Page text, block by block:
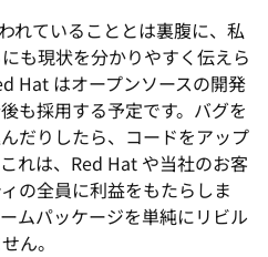
れていることとは裏腹に、私
も現状を分かりやすく伝えら
Hat はオープンソースの開発
も採用する予定です。バグを
だりしたら、コードをアップ
れは、Red Hat や当社のお客
の全員に利益をもたらしま
ムパッケージを単純にリビル
ん。